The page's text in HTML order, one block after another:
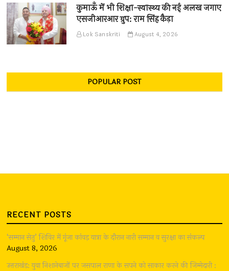
कुमाऊँ में भी शिक्षा-स्वास्थ्य की नई अलख जगाए
एसजीआरआर ग्रुप: राम सिंह कैड़ा
Lok Sanskriti August 4, 2026
POPULAR POST
RECENT POSTS
‘सम्मान सेतु’ शिविर में गूंजा कांवड़ यात्रा के दौरान नारी सम्मान व सुरक्षा का संकल्प
August 8, 2026
उत्तराखंड: युवा निशानेबाजों पर जसपाल राणा के सपने को साकार करने की जिम्मेदारी :